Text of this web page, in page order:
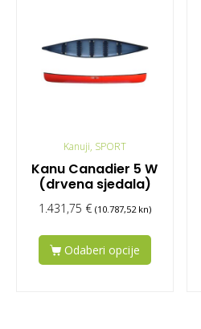
Kanuji, SPORT
Kanu Canadier 5 W
(drvena sjedala)
1.431,75 € (10.787,52 kn)
Odaberi opcije